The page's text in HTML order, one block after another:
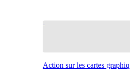
Action sur les cartes